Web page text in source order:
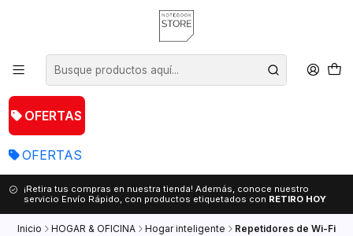
OFERTAS
OFERTAS
¡Retira tus compras en nuestra tienda! Además, conoce nuestro
servicio Envío Rápido, con productos etiquetados con RETIRO HOY
Inicio HOGAR & OFICINA Hogar inteligente Repetidores de Wi-Fi